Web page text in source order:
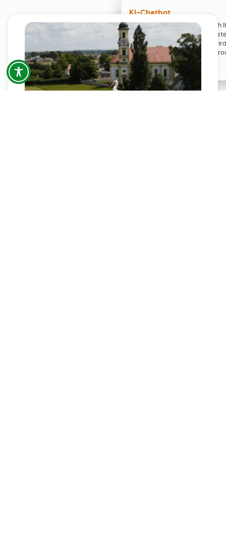
KI-Chatbot
Der KI-Chatbot steht erst nach
Einwilligung in den Cookie-
Verfügung. Der Chat-Verlauf
ausschließlich lokal in Ihrem
gespeichert.